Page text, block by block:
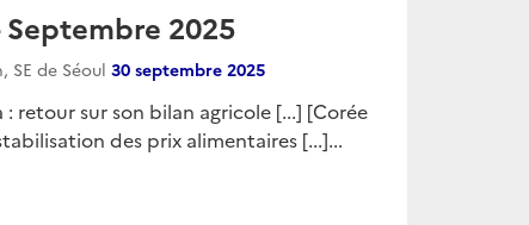
2025
SE de Séoul 30 septembre 2025
retour sur son bilan agricole [...] [Corée
des prix alimentaires [...]...